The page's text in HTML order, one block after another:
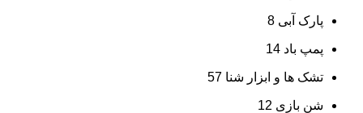
پارک آبی 8
پمپ باد 14
تشک ها و ابزار شنا 57
شن بازی 12